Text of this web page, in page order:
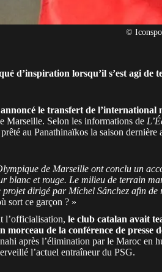
©
d’inspiration lorsqu’il s’est agi
le transfert de l’international
Marseille. Selon les informations de
au Panathinaïkos la saison
de Marseille ont conclu un
blanc et rouge. Le milieu de terrain
dirigé par Míchel Sánchez afin
sort ce garçon ? »
l’officialisation, le club catalan avait
morceau de la conférence de presse
après l’élimination par le Maroc en
l’actuel entraîneur du PSG.